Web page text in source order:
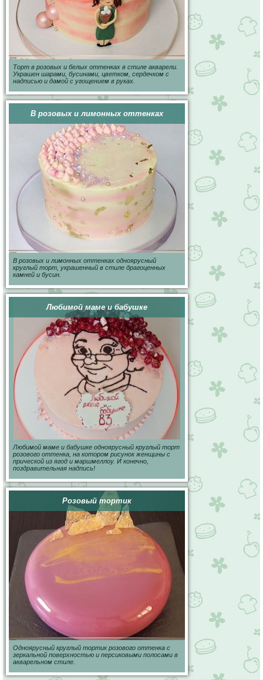
Торт в розовых и белых оттенках в стиле акварели.
Украшен шарами, бусинами, цветком, сердечком с
надписью и дамой с угощением в руках.
В розовых и лимонных оттенках
В розовых и лимонных оттенках одноярусный
круглый торт, украшенный в стиле драгоценных
камней и бусин.
Любимой маме и бабушке
Любимой маме и бабушке одноярусный круглый торт
розового оттенка, на котором рисунок женщины с
прической из ягод и маршмеллоу. И конечно,
поздравительная надпись!
Розовый тортик
Одноярусный круглый тортик розового оттенка с
зеркальной поверхностью и персиковыми полосами в
акварельном стиле.